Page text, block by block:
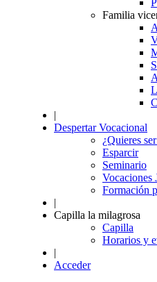
Familia
|
Despertar Vocacional
¿Quieres
Esparcir
Seminario
Vocaciones
Formación
|
Capilla la milagrosa
Capilla
Horarios y
|
Acceder